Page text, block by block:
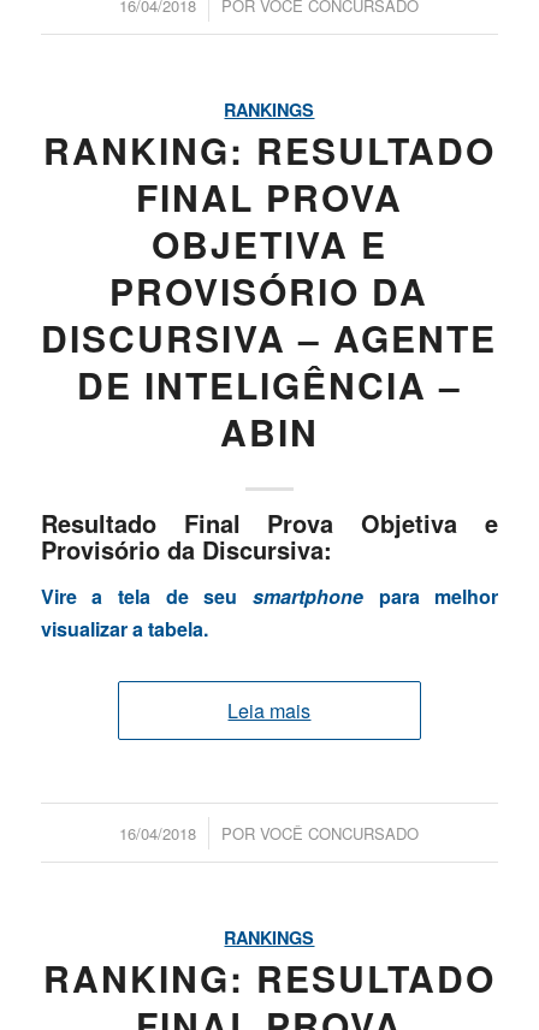
16/04/2018
/ PORVOCÊ CONCURSADO
RANKINGS
RANKING: RESULTADO
FINAL PROVA
OBJETIVA E
PROVISÓRIO DA
DISCURSIVA – AGENTE
DE INTELIGÊNCIA –
ABIN
Resultado Final Prova Objetiva e
Provisório da Discursiva:
Vire a tela de seusmartphone para melhor
visualizar a tabela.
Leia mais
16/04/2018
/ PORVOCÊ CONCURSADO
RANKINGS
RANKING: RESULTADO